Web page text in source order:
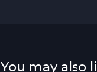
You may also